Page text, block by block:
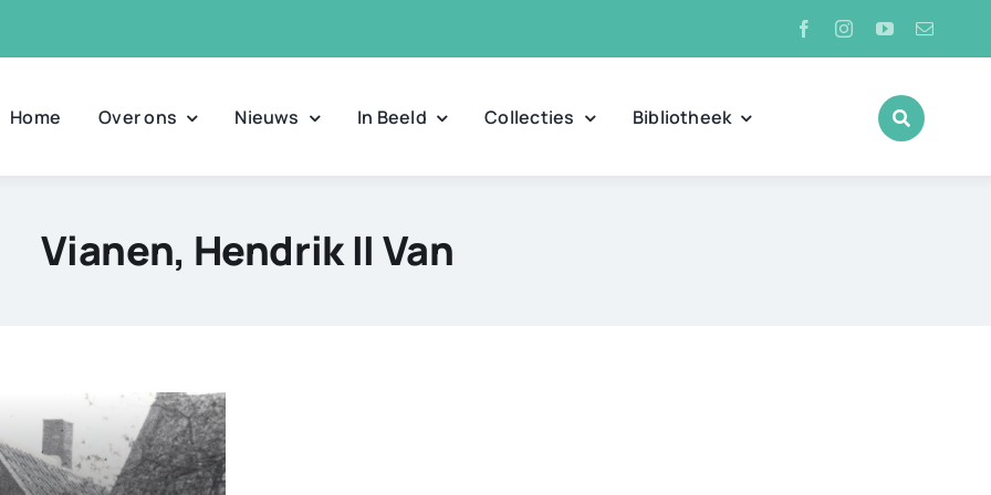
Home Over ons Nieuws In Beeld Collecties Bibliotheek
Vianen, Hendrik II Van